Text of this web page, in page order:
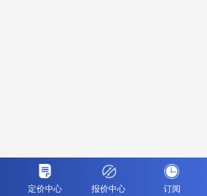
定价中心 报价中心 订阅